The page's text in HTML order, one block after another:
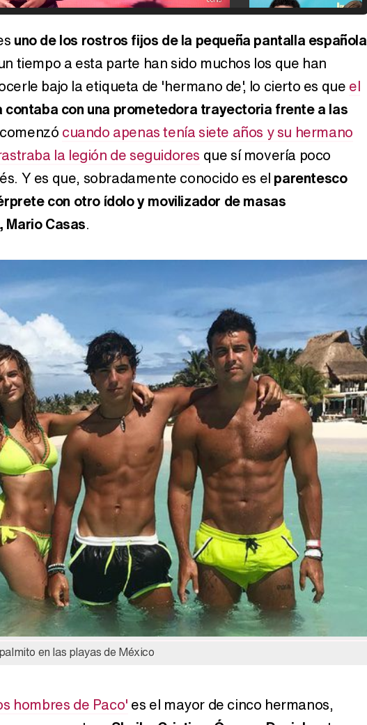
Magdalena de Suecia responde a las críticas y explica por qué le han permitido lanzar su propio negocio
uno de los rostros fijos de la pequeña pantalla española
tiempo a esta parte han sido muchos los que han
bajo la etiqueta de 'hermano de', lo cierto es que el
contaba con una prometedora trayectoria frente a las
cuando apenas tenía siete años y su hermano
la legión de seguidores que sí movería poco
Y es que, sobradamente conocido es el parentesco
con otro ídolo y movilizador de masas
Casas.
en las playas de México
hombres de Paco' es el mayor de cinco hermanos,